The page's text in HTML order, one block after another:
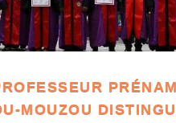
PRÉNAM
MOUZOU